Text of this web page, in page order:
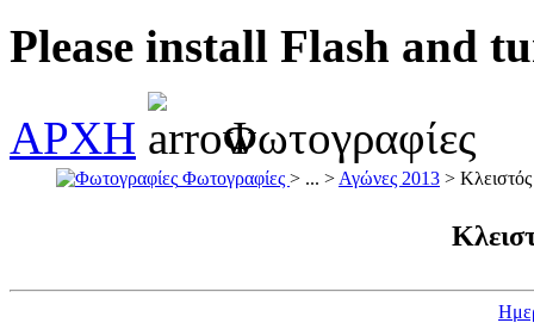
Please install Flash and
ΑΡΧΗ
Φωτογραφίες
Φωτογραφίες > ... > Αγώνες 2013 >